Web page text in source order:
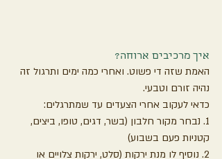
איך מרכיבים ארוחה?
האמת שזה די פשוט. ואחרי כמה ימים ותרגול זה
נהיה זורם וטבעי.
כדאי לעקוב אחרי הצעדים עד שמתרגלים:
1. נבחר מקור חלבון (בשר, דגים, טופו, ביצים,
קטניות פעם בשבוע)
2. נוסיף לו מנת ירקות (סלט, ירקות צלויים או